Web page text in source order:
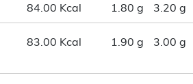
84.00 Kcal 1.80 g 3.20 g
83.00 Kcal 1.90 g 3.00 g